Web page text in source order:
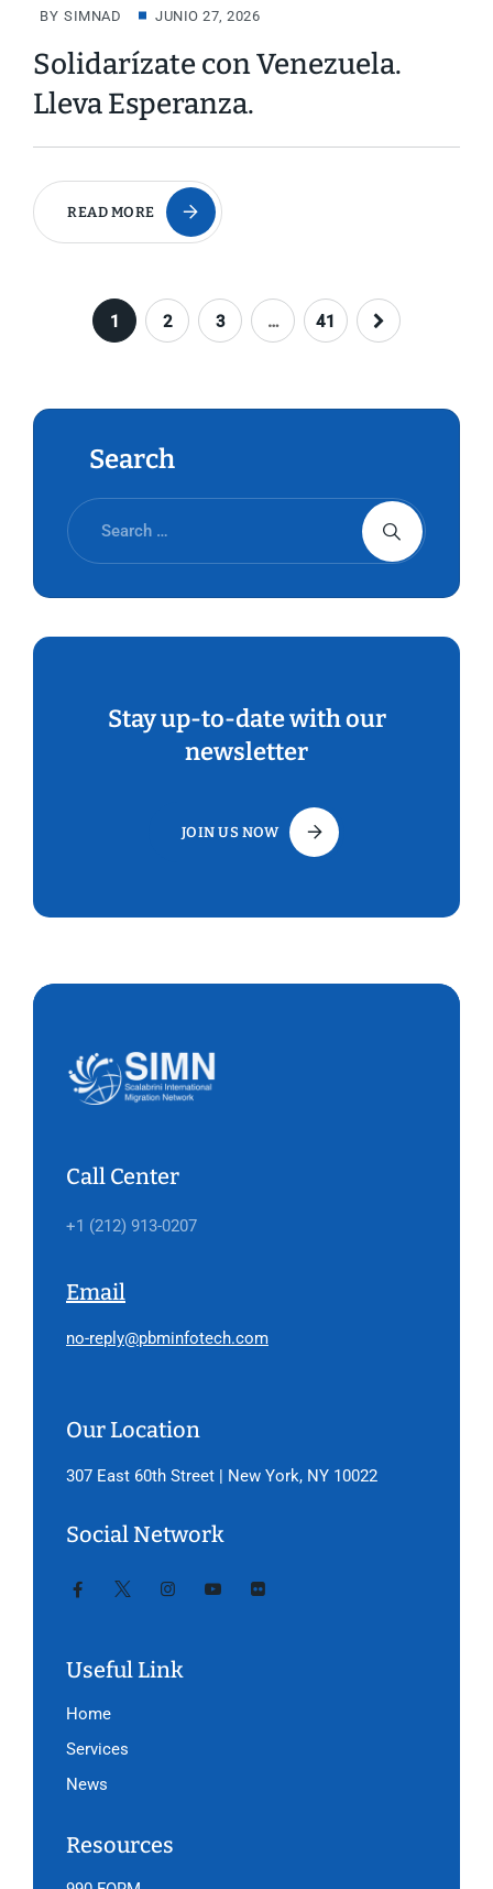
BY SIMNAD JUNIO 27, 2026
Solidarízate con Venezuela.
Lleva Esperanza.
READ MORE
1 2 3 … 41
Search
Stay up-to-date with our
newsletter
JOIN US NOW
Call Center
+1 (212) 913-0207
Email
no-reply@pbminfotech.com
Our Location
307 East 60th Street | New York, NY 10022
Social Network
Useful Link
Home
Services
News
Resources